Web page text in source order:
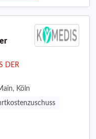
DER
Köln